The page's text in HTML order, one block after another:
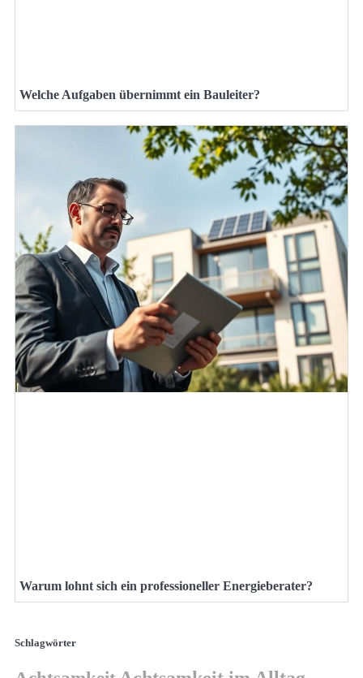
Welche Aufgaben übernimmt ein Bauleiter?
Warum lohnt sich ein professioneller Energieberater?
Schlagwörter